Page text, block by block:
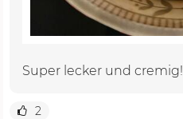
Super lecker und cremig!
2